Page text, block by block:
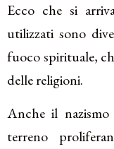
Ecco che si
utilizzati sono
fuoco spirituale,
delle religioni.
Anche il
terreno